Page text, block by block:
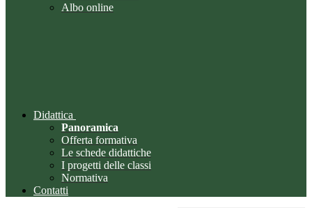
Albo online
Didattica
Panoramica
Offerta formativa
Le schede didattiche
I progetti delle classi
Normativa
Contatti